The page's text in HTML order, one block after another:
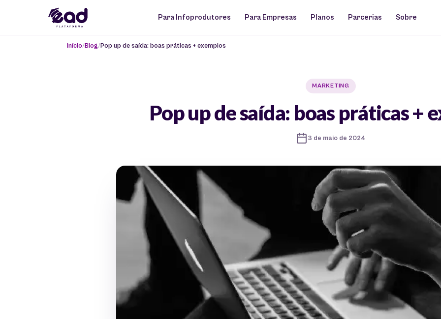
Para Infoprodutores Para Empresas Planos Parcerias Sobre
Início Blog Pop up de saída: boas práticas + exemplos
MARKETING
Pop up de saída: boas práticas +
3 de maio de 2024